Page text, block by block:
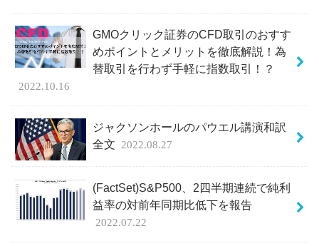
GMOクリック証券のCFD取引のおすす
めポイントとメリットを徹底解説！為
替取引を行わず手軽に指数取引！？
2022.10.16
ジャクソンホールのパウエル講演和訳
全文
2022.08.27
(FactSet)S&P500、2四半期連続で純利
益率の対前年同期比低下を報告
2022.07.22